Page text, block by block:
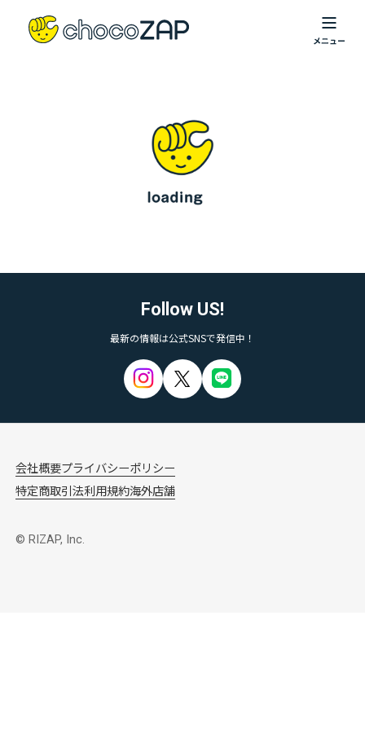
Follow US!
最新の情報は公式SNSで発信中！
会社概要プライバシーポリシー
特定商取引法利用規約海外店舗
© RIZAP, Inc.